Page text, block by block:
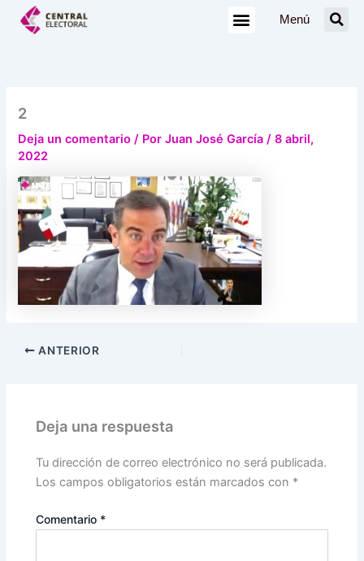
Menú
2
Deja un comentario / PorJuan José García/8 abril,
2022
ANTERIOR
Deja una respuesta
Tu dirección de correo electrónico no será publicada.
Los campos obligatorios están marcados con *
Comentario *